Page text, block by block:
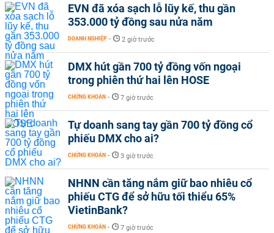
EVN đã xóa sạch lỗ lũy kế, thu gần
353.000 tỷ đồng sau nửa năm
DOANH NGHIỆP - 2 giờ trước
DMX hút gần 700 tỷ đồng vốn ngoại
trong phiên thứ hai lên HOSE
CHỨNG KHOÁN - 7 giờ trước
Tự doanh sang tay gần 700 tỷ đồng cổ
phiếu DMX cho ai?
CHỨNG KHOÁN - 3 giờ trước
NHNN cần tăng nắm giữ bao nhiêu cổ
phiếu CTG để sở hữu tối thiểu 65%
VietinBank?
CHỨNG KHOÁN - 7 giờ trước